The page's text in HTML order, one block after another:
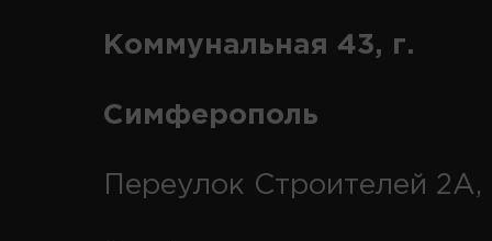
Коммунальная 43, г.
Симферополь
Переулок Строителей 2А,